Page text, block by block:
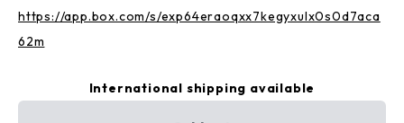
https://app.box.com/s/exp64eraoqxx7kegyxulx0s0d7aca
62m
International shipping available